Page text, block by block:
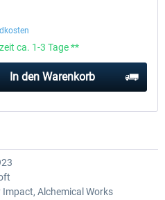
ca. 1-3 Tage **
In den Warenkorb
Impact, Alchemical Works